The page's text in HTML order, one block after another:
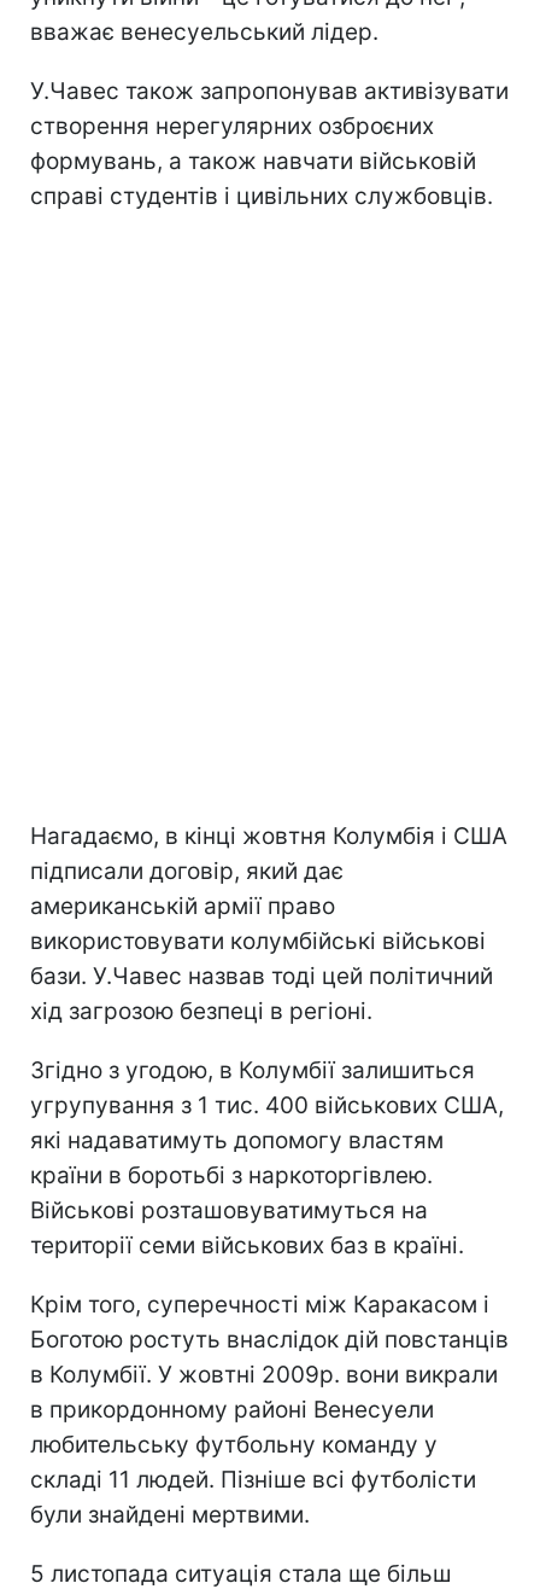
вважає венесуельський лідер.
У.Чавес також запропонував активізувати
створення нерегулярних озброєних
формувань, а також навчати військовій
справі студентів і цивільних службовців.
Нагадаємо, в кінці жовтня Колумбія і США
підписали договір, який дає
американській армії право
використовувати колумбійські військові
бази. У.Чавес назвав тоді цей політичний
хід загрозою безпеці в регіоні.
Згідно з угодою, в Колумбії залишиться
угрупування з 1 тис. 400 військових США,
які надаватимуть допомогу властям
країни в боротьбі з наркоторгівлею.
Військові розташовуватимуться на
території семи військових баз в країні.
Крім того, суперечності між Каракасом і
Боготою ростуть внаслідок дій повстанців
в Колумбії. У жовтні 2009р. вони викрали
в прикордонному районі Венесуели
любительську футбольну команду у
складі 11 людей. Пізніше всі футболісти
були знайдені мертвими.
5 листопада ситуація стала ще більш